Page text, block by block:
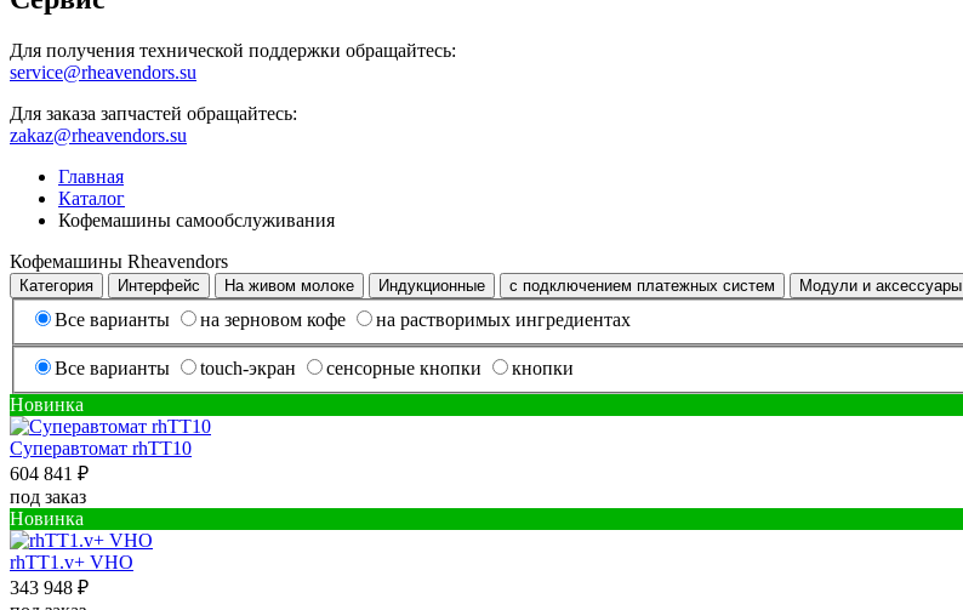
Для получения технической поддержки обращайтесь:
service@rheavendors.su
Для заказа запчастей обращайтесь:
zakaz@rheavendors.su
Главная
Каталог
Кофемашины самообслуживания
Кофемашины Rheavendors
Категория Интерфейс На живом молоке Индукционные с подключением платежных систем Модули и аксессуары
Все варианты на зерновом кофе на растворимых ингредиентах
Все варианты touch-экран сенсорные кнопки
кнопки
Новинка
Cуперавтомат rhTT10
604 841 ₽
под заказ
Новинка
rhTT1.v+ VHO
343 948 ₽